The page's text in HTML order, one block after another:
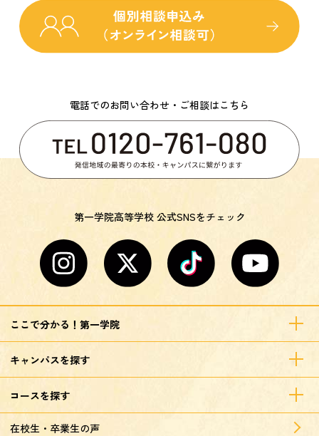
電話でのお問い合わせ・ご相談はこちら
第一学院高等学校 公式SNSをチェック
ここで分かる！第一学院
キャンパスを探す
コースを探す
在校生・卒業生の声